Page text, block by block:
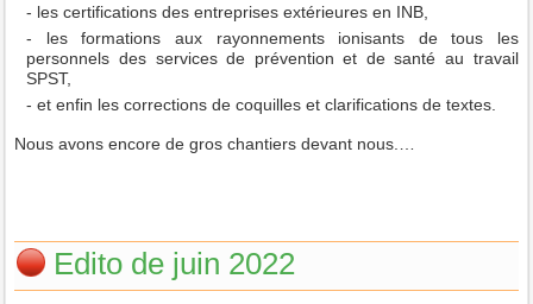
- les certifications des entreprises extérieures en INB,
- les formations aux rayonnements ionisants de tous les
personnels des services de prévention et de santé au travail
SPST,
- et enfin les corrections de coquilles et clarifications de textes.
Nous avons encore de gros chantiers devant nous.…
Edito de juin 2022